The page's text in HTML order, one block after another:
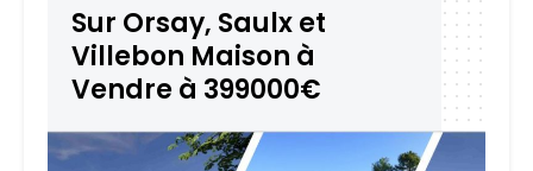
Sur Orsay, Saulx et
Villebon Maison à
Vendre à 399000€